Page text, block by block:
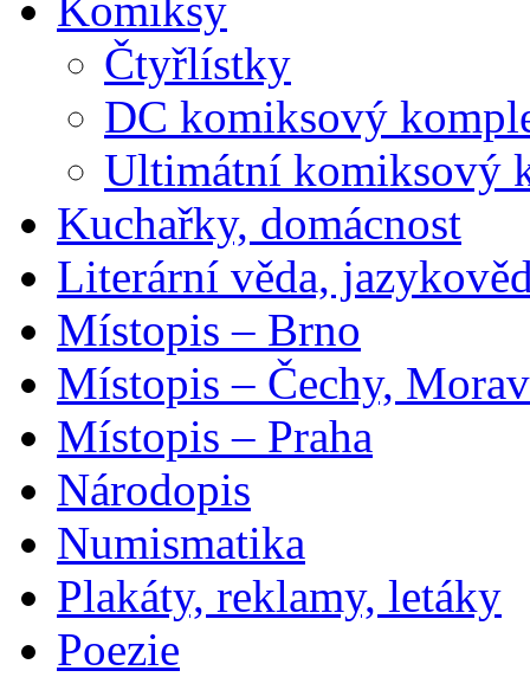
Čtyřlístky
DC komiksový
Ultimátní komiksový
Kuchařky, domácnost
Literární věda,
Místopis – Brno
Místopis – Čechy,
Místopis – Praha
Národopis
Numismatika
Plakáty, reklamy, letáky
Poezie